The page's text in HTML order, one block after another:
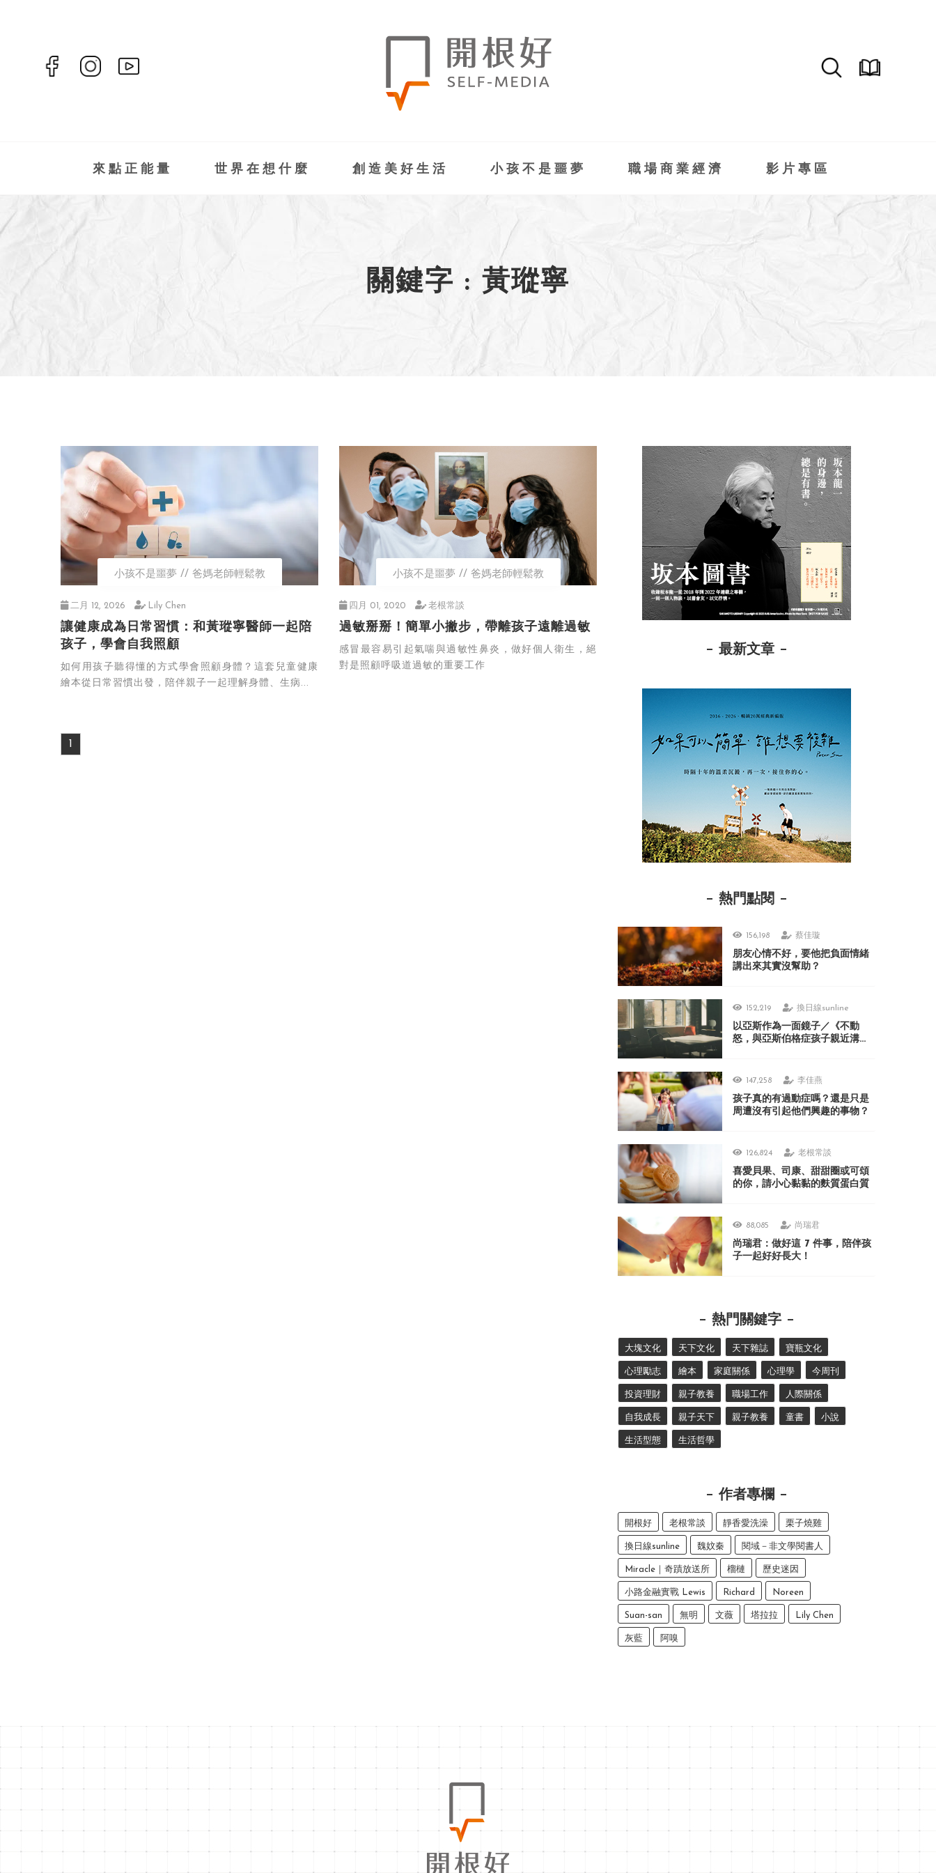
來點正能量 世界在想什麼 創造美好生活 小孩不是噩夢 職場商業經濟 影片專區
關鍵字 : 黃瑽寧
小孩不是噩夢 爸媽老師輕鬆教
二月 12, 2026 Lily Chen
讓健康成為日常習慣：和黃瑽寧醫師一起陪
孩子，學會自我照顧
如何用孩子聽得懂的方式學會照顧身體？這套兒童健康
繪本從日常習慣出發，陪伴親子一起理解身體、生病...
小孩不是噩夢 爸媽老師輕鬆教
四月 01, 2020 老根常談
過敏掰掰！簡單小撇步，帶離孩子遠離過敏
感冒最容易引起氣喘與過敏性鼻炎，做好個人衛生，絕
對是照顧呼吸道過敏的重要工作
1
最新文章
熱門點閱
156,198 蔡佳璇
朋友心情不好，要他把負面情緒
講出來其實沒幫助？
152,219 換日線sunline
以亞斯作為一面鏡子／《不動
怒，與亞斯伯格症孩子親近溝
147,258 李佳燕
孩子真的有過動症嗎？還是只是
周遭沒有引起他們興趣的事物？
126,824 老根常談
喜愛貝果、司康、甜甜圈或可頌
的你，請小心黏黏的麩質蛋白質
88,085 尚瑞君
尚瑞君：做好這 7 件事，陪伴孩
子一起好好長大！
熱門關鍵字
大塊文化 天下文化 天下雜誌 寶瓶文化
心理勵志 繪本 家庭關係 心理學 今周刊
投資理財 親子教養 職場工作 人際關係
自我成長 親子天下 親子教養 童書 小說
生活型態 生活哲學
作者專欄
開根好 老根常談 靜香愛洗澡 栗子燒雞
換日線sunline 魏妏秦 閱域－非文學閱書人
Miracle｜奇蹟放送所 榴槤 歷史迷因
小路金融實戰 Lewis Richard Noreen
Suan-san 無明 文薇 塔拉拉 Lily Chen
灰藍 阿嗅